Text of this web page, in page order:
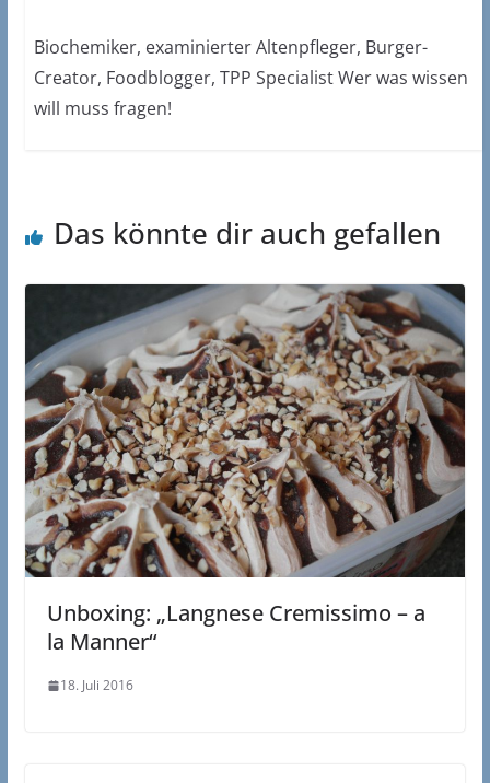
Biochemiker, examinierter Altenpfleger, Burger-
Creator, Foodblogger, TPP Specialist Wer was wissen
will muss fragen!
Das könnte dir auch gefallen
Unboxing: „Langnese Cremissimo – a
la Manner“
18. Juli 2016